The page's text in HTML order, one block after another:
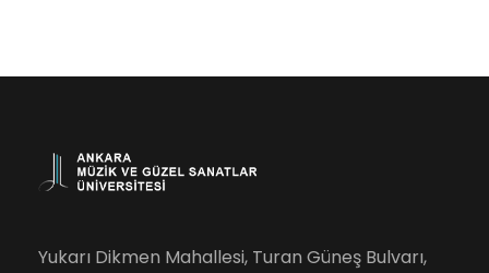
Yukarı Dikmen Mahallesi, Turan Güneş Bulvarı,